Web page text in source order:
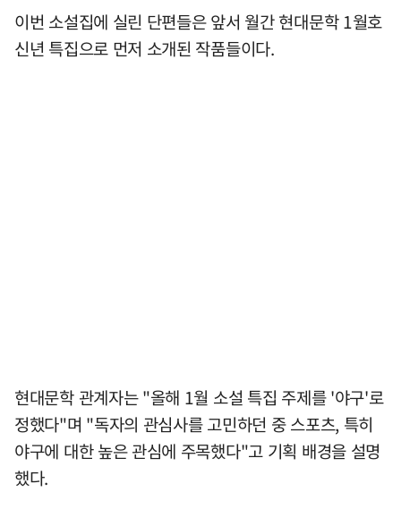
이번 소설집에 실린 단편들은 앞서 월간 현대문학 1월호
신년 특집으로 먼저 소개된 작품들이다.
현대문학 관계자는 "올해 1월 소설 특집 주제를 '야구'로
정했다"며 "독자의 관심사를 고민하던 중 스포츠, 특히
야구에 대한 높은 관심에 주목했다"고 기획 배경을 설명
했다.